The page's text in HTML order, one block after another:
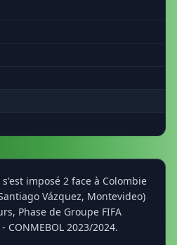
imposé 2 face à Colombie
Vázquez, Montevideo)
Phase de Groupe FIFA
2023/2024.